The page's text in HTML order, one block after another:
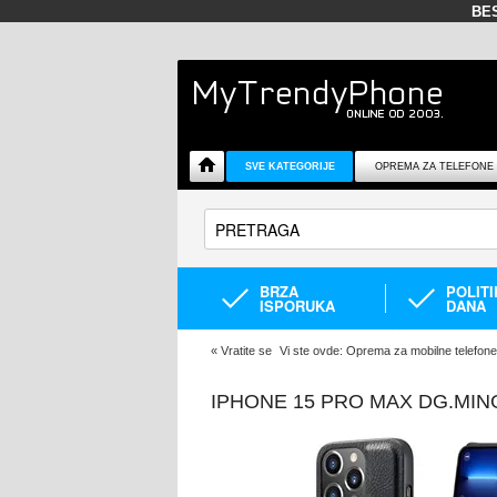
SVE KATEGORIJE OPREMA ZA TELEFONE
BRZA
ISPORUKA DANA
« Vratite se Vi ste ovde: Oprema za mobilne telefone
IPHONE 15 PRO MAX